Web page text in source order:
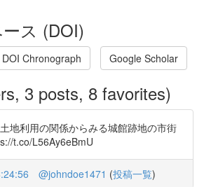
ス (DOI)
DOI Chronograph Google Scholar
3 posts, 8 favorites)
地利用の関係からみる城館跡地の市街
t.co/L56Ay6eBmU
@johndoe1471 (投稿一覧)